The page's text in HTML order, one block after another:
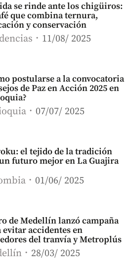
se rinde ante los chigüiros:
que combina ternura,
y conservación
11/08/ 2025
postularse a la convocatoria
de Paz en Acción 2025 en
07/07/ 2025
el tejido de la tradición
futuro mejor en La Guajira
01/06/ 2025
de Medellín lanzó campaña
evitar accidentes en
del tranvía y Metroplús
28/03/ 2025